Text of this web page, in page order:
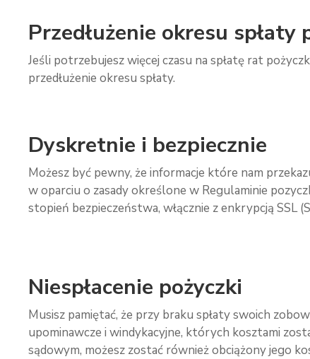
Przedłużenie okresu spłaty
Jeśli potrzebujesz więcej czasu na spłatę rat
przedłużenie okresu spłaty.
Dyskretnie i bezpiecznie
Możesz być pewny, że informacje które nam
w oparciu o zasady określone w Regulaminie
stopień bezpieczeństwa, włącznie z enkrypcją SSL
Niespłacenie pożyczki
Musisz pamiętać, że przy braku spłaty swoich
upominawcze i windykacyjne, których kosztami
sądowym, możesz zostać również obciążony jego